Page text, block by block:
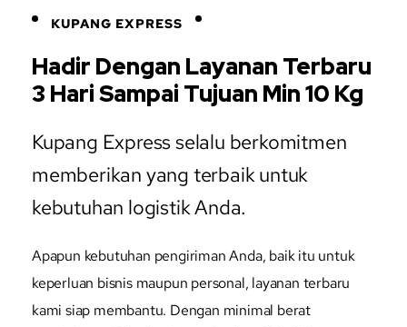
KUPANG EXPRESS
Hadir Dengan Layanan Terbaru
3 Hari Sampai Tujuan Min 10 Kg
Kupang Express selalu berkomitmen
memberikan yang terbaik untuk
kebutuhan logistik Anda.
Apapun kebutuhan pengiriman Anda, baik itu untuk
keperluan bisnis maupun personal, layanan terbaru
kami siap membantu. Dengan minimal berat